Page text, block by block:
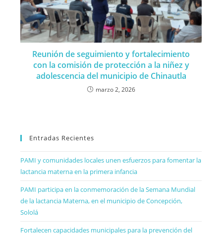
Reunión de seguimiento y fortalecimiento
con la comisión de protección a la niñez y
adolescencia del municipio de Chinautla
marzo 2, 2026
Entradas Recientes
PAMI y comunidades locales unen esfuerzos para fomentar la
lactancia materna en la primera infancia
PAMI participa en la conmemoración de la Semana Mundial
de la lactancia Materna, en el municipio de Concepción,
Sololá
Fortalecen capacidades municipales para la prevención del